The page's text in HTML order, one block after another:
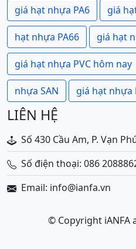
giá hạt nhựa PA6 giá
hạt nhựa PA66 giá hạt
giá hạt nhựa PVC hôm nay
nhựa SAN giá hạt nhựa
LIÊN HỆ
Số 430 Cầu Am, P. Vạn
Số điện thoại: 086
Email: info@ianfa.vn
© Copyright iANFA